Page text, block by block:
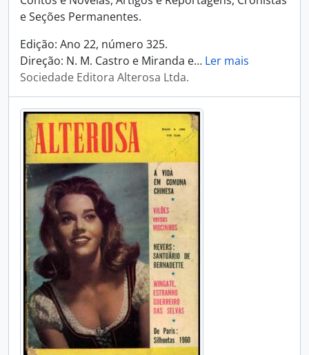
e Seções Permanentes.
Edição: Ano 22, número 325.
Direção: N. M. Castro e Miranda e… Ler mais
Sociedade Editora Alterosa Ltda.